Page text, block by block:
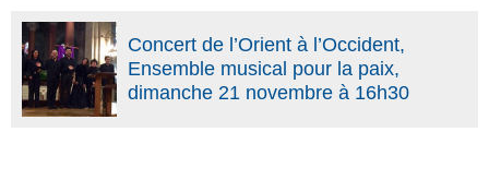
Concert de l’Orient à l’Occident,
Ensemble musical pour la paix,
dimanche 21 novembre à 16h30